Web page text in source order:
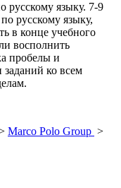
русскому языку. 7-9
русскому языку,
в конце учебного
восполнить
пробелы и
ко всем
Marco Polo Group >